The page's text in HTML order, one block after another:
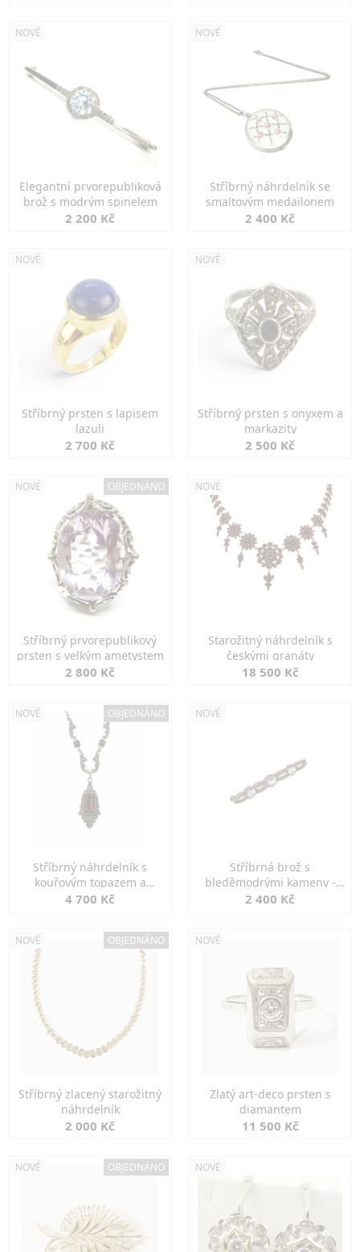
NOVÉ
Elegantní prvorepubliková
brož s modrým spinelem
2 200 Kč
NOVÉ
Stříbrný náhrdelník se
smaltovým medailonem
2 400 Kč
NOVÉ
Stříbrný prsten s lapisem
lazuli
2 700 Kč
NOVÉ
Stříbrný prsten s onyxem a
markazity
2 500 Kč
NOVÉ OBJEDNÁNO
Stříbrný prvorepublikový
prsten s velkým ametystem
2 800 Kč
NOVÉ
Starožitný náhrdelník s
českými granáty
18 500 Kč
NOVÉ OBJEDNÁNO
Stříbrný náhrdelník s
kouřovým topazem a
markazity
4 700 Kč
NOVÉ
Stříbrná brož s
bleděmodrými kameny -
jemná elegance
2 400 Kč
NOVÉ OBJEDNÁNO
Stříbrný zlacený starožitný
náhrdelník
2 000 Kč
NOVÉ
Zlatý art-deco prsten s
diamantem
11 500 Kč
NOVÉ OBJEDNÁNO NOVÉ